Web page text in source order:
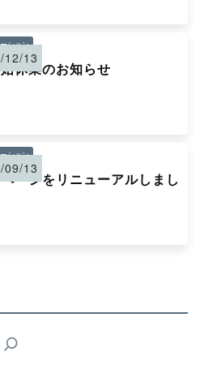
ション
12/13
休業のお知らせ
ション
09/13
ージをリニューアルしまし